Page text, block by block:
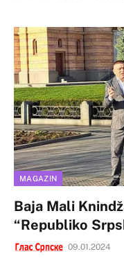
MAGAZIN
Baja Mali
“Republiko
09.01.2024